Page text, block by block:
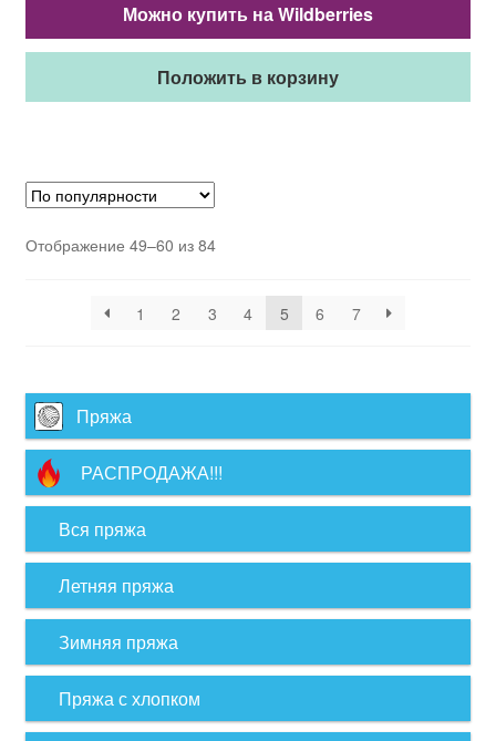
Можно купить на Wildberries
Положить в корзину
Отображение 49–60 из 84
1 2 3 4 5 6 7
Пряжа
РАСПРОДАЖА!!!
Вся пряжа
Летняя пряжа
Зимняя пряжа
Пряжа с хлопком